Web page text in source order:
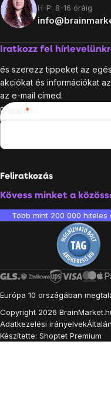
H-P: 8-16 óráig
Iratkozz fel
és szerezz tippeket az
akciókat és információkat
az e-mail címed.
E-mail
Feliratkozás
Kövess minket a
Több mint 200 000 hiteles
Európa 10 országában
Copyright 2026
Adatkezelési irányelvek
Készítette: Shoptet Premium